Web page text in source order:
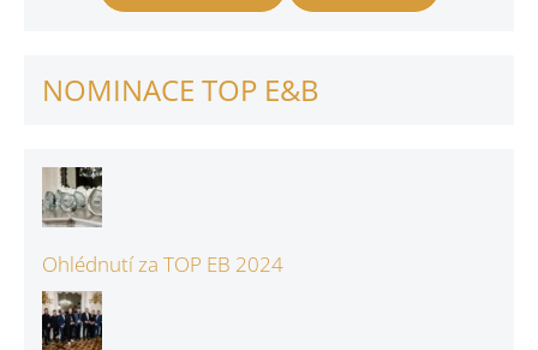
NOMINACE TOP E&B
Ohlédnutí za TOP EB 2024